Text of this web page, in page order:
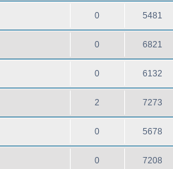
0 5481
0 6821
0 6132
2 7273
0 5678
0 7208